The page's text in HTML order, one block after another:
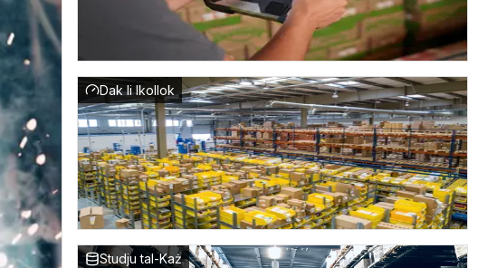
Dak li Ikollok
Studju tal-Każ